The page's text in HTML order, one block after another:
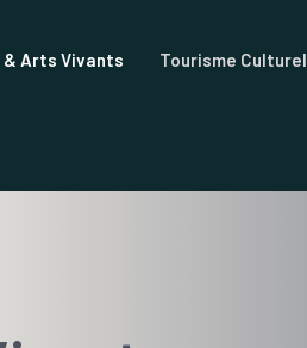
Arts Vivants Tourisme Culturel